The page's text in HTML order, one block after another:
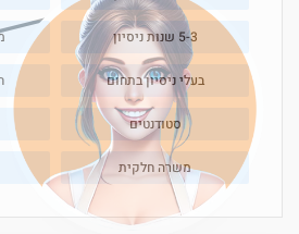
5-3 שנות ניסיון
בעלי ניסיון בתחום
סטודנטים
משרה חלקית